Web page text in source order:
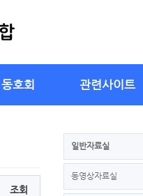
동호회 관련사이트
일반자료실
동영상자료실
조회